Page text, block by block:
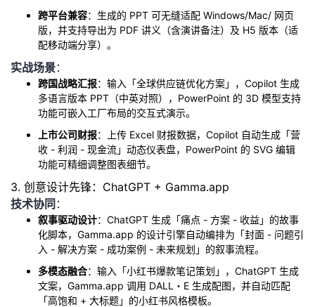
跨平台兼容：生成的 PPT 可无缝适配 Windows/Mac/ 网页
版，并支持导出为 PDF 讲义（含演讲备注）及 H5 版本（适
配移动端分享）。
实战场景：
跨国战略汇报：输入「全球供应链优化方案」，Copilot 生成
多语言版本 PPT（中英对照），PowerPoint 的 3D 模型支持
功能可嵌入工厂布局的交互式演示。
上市公司财报：上传 Excel 财报数据，Copilot 自动生成「营
收 - 利润 - 现金流」动态仪表盘，PowerPoint 的 SVG 编辑
功能可精细调整图表细节。
3. 创意设计先锋：ChatGPT + Gamma.app
技术协同 ：
叙事驱动设计：ChatGPT 生成「痛点 - 方案 - 收益」的故事
化脚本，Gamma.app 的设计引擎自动编排为「封面 - 问题引
入 - 解决方案 - 成功案例 - 未来规划」的叙事流程。
多模态融合：输入「小红书爆款笔记策划」，ChatGPT 生成
文案，Gamma.app 调用 DALL・E 生成配图，并自动匹配
「高饱和 + 大标题」的小红书风格模板。